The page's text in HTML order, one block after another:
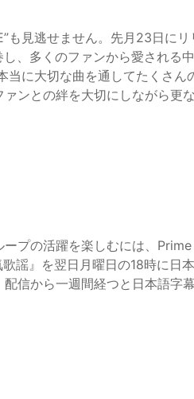
も見逃せません。先月23日に
、多くのファンから愛される
当に大切な曲を通してたくさ
ンとの絆を大切にしながら更
プの活躍を楽しむには、
謡』を翌日月曜日の18時に日
信から一週間経つと日本語字